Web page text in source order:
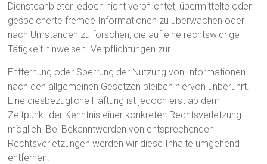
Diensteanbieter jedoch nicht verpflichtet, übermittelte oder
gespeicherte fremde Informationen zu überwachen oder
nach Umständen zu forschen, die auf eine rechtswidrige
Tätigkeit hinweisen. Verpflichtungen zur
Entfernung oder Sperrung der Nutzung von Informationen
nach den allgemeinen Gesetzen bleiben hiervon unberührt.
Eine diesbezügliche Haftung ist jedoch erst ab dem
Zeitpunkt der Kenntnis einer konkreten Rechtsverletzung
möglich. Bei Bekanntwerden von entsprechenden
Rechtsverletzungen werden wir diese Inhalte umgehend
entfernen.